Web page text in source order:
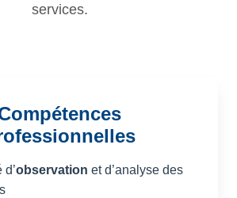
services.
observation et d’analyse des